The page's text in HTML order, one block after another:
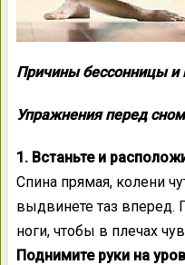
Причины бессонницы и
Упражнения перед сном
1. Встаньте и
Спина прямая, колени
выдвинете таз вперед.
ноги, чтобы в плечах
Поднимите руки на